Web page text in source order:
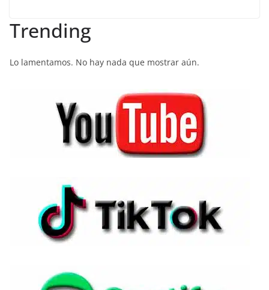
Trending
Lo lamentamos. No hay nada que mostrar aún.